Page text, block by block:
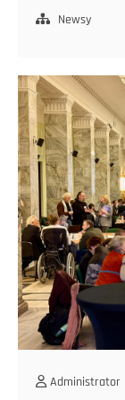
Newsy
Administrator